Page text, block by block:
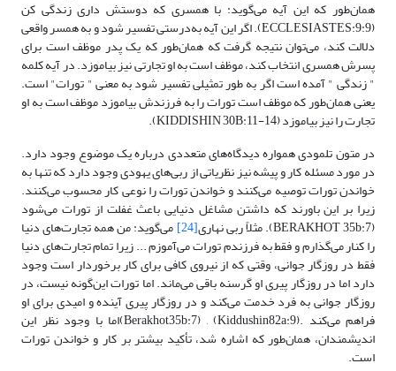
همان‌طور که این آیه می‌گوید: با همسری که دوستش داری زندگی کن
(ECCLESIASTES:9:9). اگر این آیه به‌درستی تفسیر شود و به همسر واقعی
دلالت کند، می‌توان نتیجه گرفت که همان‌طور که یک پدر موظف است برای
پسرش همسری انتخاب کند، موظف است به او تجارتی نیز بیاموزد. در آیه کلمه
" زندگی " آمده است اگر به طور تمثیلی تفسیر شود به معنی " تورات" است.
یعنی همان‌طور که موظف است تورات را به فرزندش بیاموزد موظف است به او
تجارت را نیز بیاموزد (KIDDISHIN 30B:11-14).
در متون تلمودی همواره دیدگاه‌های متعددی درباره یک موضوع وجود دارد.
در مورد مسئله کار و پیشه نیز نظریاتی از ربی‌های یهودی وجود دارد که تنها به
خواندن تورات توصیه می‌کنند و خواندن تورات را نوعی کار محسوب می‌کنند.
زیرا بر این باورند که داشتن مشاغل دنیایی باعث غفلت از تورات می‌شود
(BERAKHOT 35b:7). مثلاً ربی نهاری [24] می‌گوید: من همه تجارت‌های دنیا
را کنار می‌گذارم و فقط به فرزندم تورات می‌آموزم ... زیرا تمام تجارت‌های دنیا
فقط در روزگار جوانی، وقتی که از نیروی کافی برای کار برخوردار است وجود
دارد اما در روزگار پیری او گرسنه باقی می‌ماند. اما تورات این‌گونه نیست، در
روزگار جوانی به فرد خدمت می‌کند و در روزگار پیری آینده و امیدی برای او
فراهم می‌کند .(Kiddushin82a:9) , (Berakhot35b:7)اما با وجود نظر این
اندیشمندان، همان‌طور که اشاره شد، تأکید بیشتر بر کار و خواندن تورات
است.